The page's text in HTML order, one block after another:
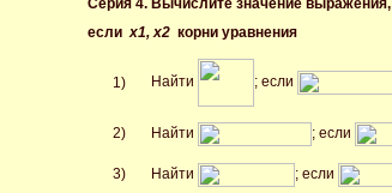
Серия 4. Вычислите значение выражения,
еслиx1, x2 корни уравнения
1) Найти ; если
2) Найти ; если
3) Найти ; если